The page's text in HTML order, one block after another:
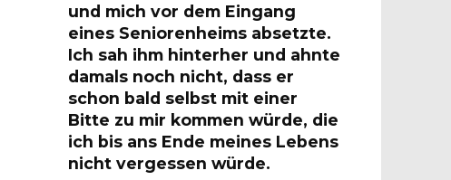
und mich vor dem Eingang
eines Seniorenheims absetzte.
Ich sah ihm hinterher und ahnte
damals noch nicht, dass er
schon bald selbst mit einer
Bitte zu mir kommen würde, die
ich bis ans Ende meines Lebens
nicht vergessen würde.